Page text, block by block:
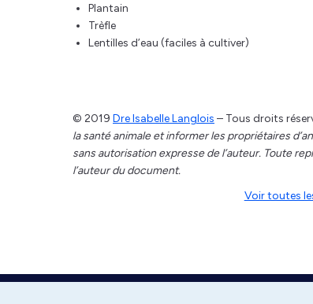
Plantain
Trèfle
Lentilles d’eau (faciles à cultiver)
© 2019 Dre Isabelle Langlois – Tous droits
la santé animale et informer les propriétaires
sans autorisation expresse de l’auteur. Toute
l’auteur du document.
Voir toutes